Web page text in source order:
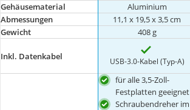
Gehäusematerial
Aluminium
Abmessungen
11,1 x 19,5 x 3,5 cm
Gewicht
408 g
Inkl. Datenkabel USB-3.0-Kabel (Typ-A)
für alle 3,5-Zoll-
Festplatten geeignet
Schraubendreher im